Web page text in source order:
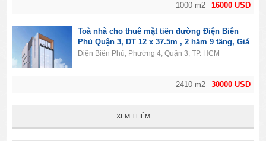
16000 USD
1000 m2
30000 USD
2410 m2
Toà nhà cho thuê mặt tiền đường Điện Biên
Phủ Quận 3, DT 12 x 37.5m , 2 hầm 9 tầng, Giá
30000usd
Điện Biên Phủ, Phường 4, Quận 3, TP. HCM
XEM THÊM